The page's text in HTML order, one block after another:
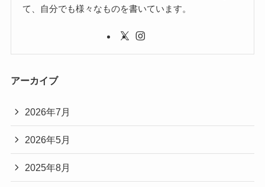
て、自分でも様々なものを書いています。
アーカイブ
2026年7月
2026年5月
2025年8月